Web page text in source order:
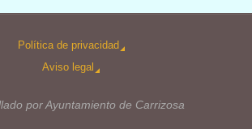
Política de privacidad
Aviso legal
por Ayuntamiento de Carrizosa